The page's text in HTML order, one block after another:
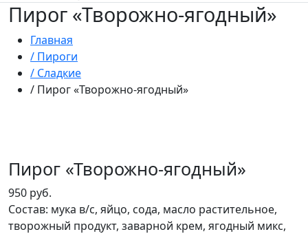
Пирог «Творожно-ягодный»
Главная
/ Пироги
/ Сладкие
/ Пирог «Творожно-ягодный»
Пирог «Творожно-ягодный»
950 руб.
Состав: мука в/с, яйцо, сода, масло растительное,
творожный продукт, заварной крем, ягодный микс,